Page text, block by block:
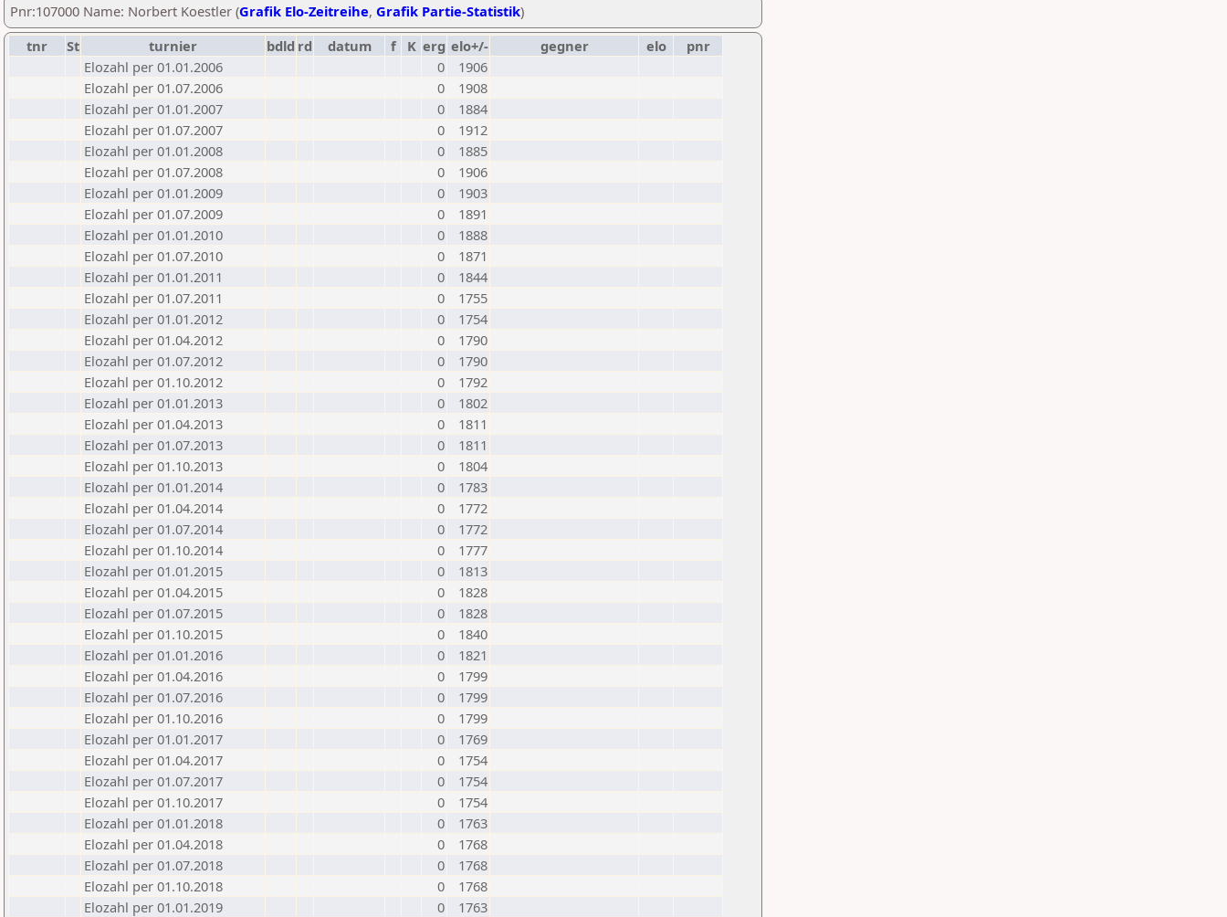
Pnr:107000 Name: Norbert Koestler (Grafik Elo-Zeitreihe, Grafik Partie-Statistik)
tnr
St turnier bdld rd datum f K erg elo+/- gegner elo
pnr
Elozahl per 01.01.2006
0
1906
Elozahl per 01.07.2006
0
1908
Elozahl per 01.01.2007
0
1884
Elozahl per 01.07.2007
0
1912
Elozahl per 01.01.2008
0
1885
Elozahl per 01.07.2008
0
1906
Elozahl per 01.01.2009
0
1903
Elozahl per 01.07.2009
0
1891
Elozahl per 01.01.2010
0
1888
Elozahl per 01.07.2010
0
1871
Elozahl per 01.01.2011
0
1844
Elozahl per 01.07.2011
0
1755
Elozahl per 01.01.2012
0
1754
Elozahl per 01.04.2012
0
1790
Elozahl per 01.07.2012
0
1790
Elozahl per 01.10.2012
0
1792
Elozahl per 01.01.2013
0
1802
Elozahl per 01.04.2013
0
1811
Elozahl per 01.07.2013
0
1811
Elozahl per 01.10.2013
0
1804
Elozahl per 01.01.2014
0
1783
Elozahl per 01.04.2014
0
1772
Elozahl per 01.07.2014
0
1772
Elozahl per 01.10.2014
0
1777
Elozahl per 01.01.2015
0
1813
Elozahl per 01.04.2015
0
1828
Elozahl per 01.07.2015
0
1828
Elozahl per 01.10.2015
0
1840
Elozahl per 01.01.2016
0
1821
Elozahl per 01.04.2016
0
1799
Elozahl per 01.07.2016
0
1799
Elozahl per 01.10.2016
0
1799
Elozahl per 01.01.2017
0
1769
Elozahl per 01.04.2017
0
1754
Elozahl per 01.07.2017
0
1754
Elozahl per 01.10.2017
0
1754
Elozahl per 01.01.2018
0
1763
Elozahl per 01.04.2018
0
1768
Elozahl per 01.07.2018
0
1768
Elozahl per 01.10.2018
0
1768
Elozahl per 01.01.2019
0
1763